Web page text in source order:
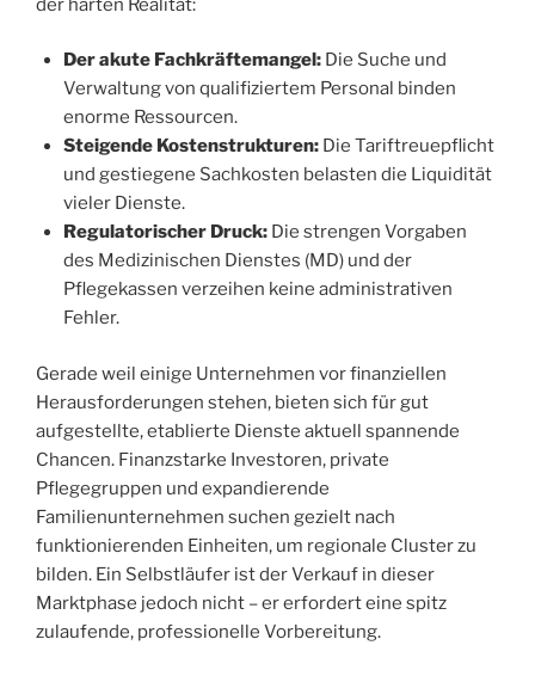
der harten Realität:
Der akute Fachkräftemangel:Die Suche und
Verwaltung von qualifiziertem Personal binden
enorme Ressourcen.
Steigende Kostenstrukturen:Die Tariftreuepflicht
und gestiegene Sachkosten belasten die Liquidität
vieler Dienste.
Regulatorischer Druck:Die strengen Vorgaben
des Medizinischen Dienstes (MD) und der
Pflegekassen verzeihen keine administrativen
Fehler.
Gerade weil einige Unternehmen vor finanziellen
Herausforderungen stehen, bieten sich für gut
aufgestellte, etablierte Dienste aktuell spannende
Chancen. Finanzstarke Investoren, private
Pflegegruppen und expandierende
Familienunternehmen suchen gezielt nach
funktionierenden Einheiten, um regionale Cluster zu
bilden. Ein Selbstläufer ist der Verkauf in dieser
Marktphase jedoch nicht – er erfordert eine spitz
zulaufende, professionelle Vorbereitung.